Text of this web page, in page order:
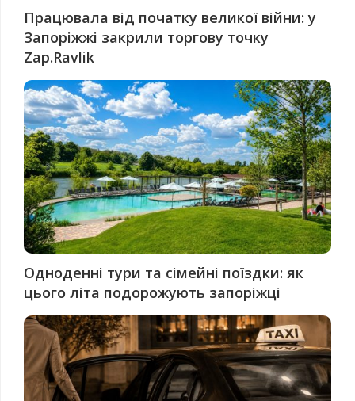
Працювала від початку великої війни: у
Запоріжжі закрили торгову точку
Zap.Ravlik
Одноденні тури та сімейні поїздки: як
цього літа подорожують запоріжці